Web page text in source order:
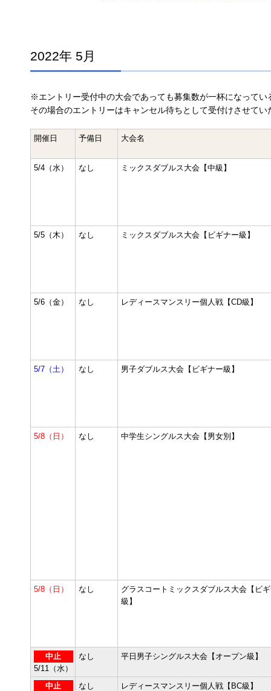
2022年 5月
※エントリー受付中の大会であっても募集数が一杯になってい
その場合のエントリーはキャンセル待ちとして受付けさせて
開催日 予備日 大会名
5/4（水） なし ミックスダブルス大会【中級】
5/5（木） なし ミックスダブルス大会【ビギナー級】
5/6（金） なし レディースマンスリー個人戦【CD級】
5/7（土） なし 男子ダブルス大会【ビギナー級】
5/8（日） なし 中学生シングルス大会【男女別】
5/8（日） なし
グラスコートミックスダブルス大会【ビ
級】
中止
5/11（水）
なし 平日男子シングルス大会【オープン級】
中止
なし レディースマンスリー個人戦【BC級】